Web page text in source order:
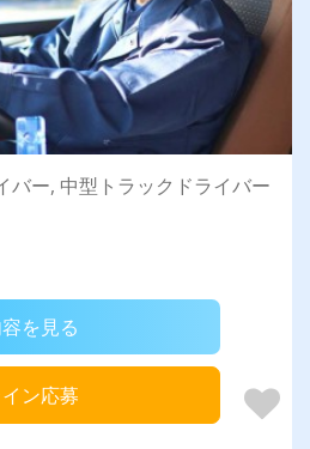
バー, 中型トラックドライバー
を見る
ン応募